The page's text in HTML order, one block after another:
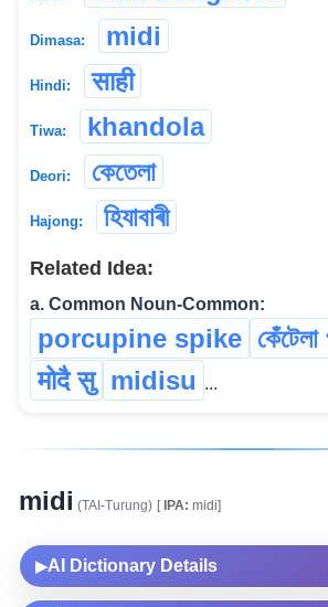
Dimasa: midi
Hindi: साही
Tiwa: khandola
Deori: কেতেলা
Hajong: হিযাবাৰী
Related Idea:
a. Common Noun-Common:
porcupine spike
मोदै सु midisu ...
midi (TAI-Turung) [IPA: midi]
▶AI Dictionary Details